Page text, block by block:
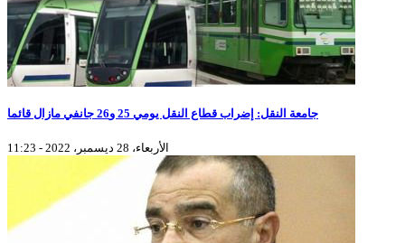
جامعة النقل: إضراب قطاع النقل يومي 25 و26 جانفي مازال قائما
الأربعاء، 28 ديسمبر، 2022 - 11:23